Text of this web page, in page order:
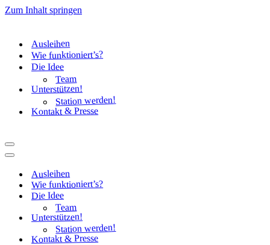
Zum Inhalt springen
Ausleihen
Wie funktioniert’s?
Die Idee
Team
Unterstützen!
Station werden!
Kontakt & Presse
Navigationsmenü
Navigationsmenü
Ausleihen
Wie funktioniert’s?
Die Idee
Team
Unterstützen!
Station werden!
Kontakt & Presse